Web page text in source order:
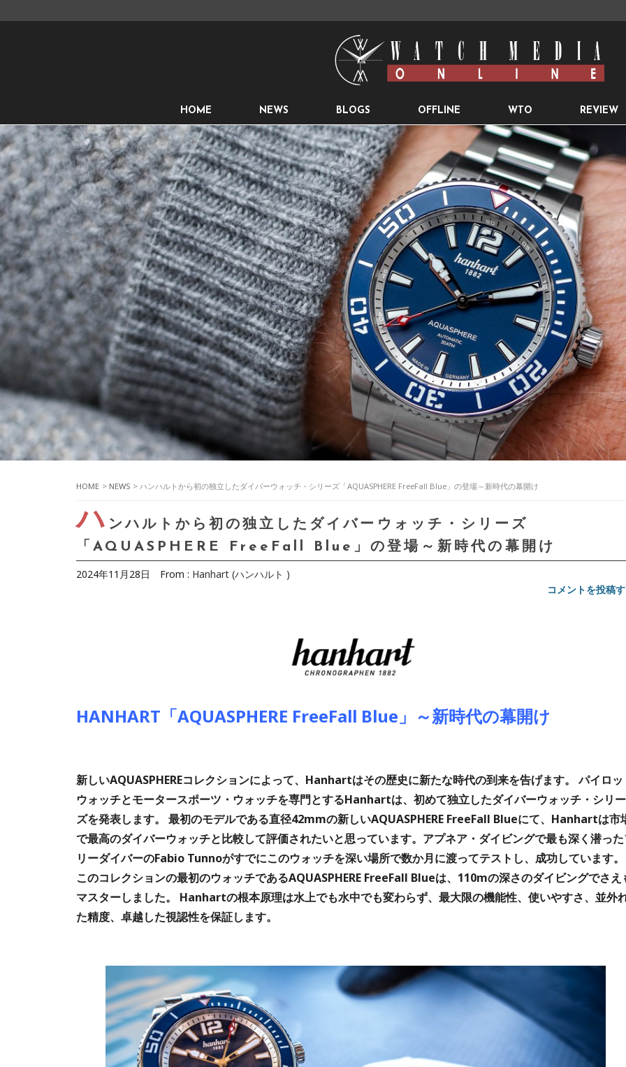
HOME NEWS BLOGS OFFLINE WTO REVIEW
HOME > NEWS > ハンハルトから初の独立したダイバーウォッチ・シリーズ「AQUASPHERE FreeFall Blue」の登場～新時代の幕開け
ハ ンハルトから初の独立したダイバーウォッチ・シリーズ
「AQUASPHERE FreeFall Blue」の登場～新時代の幕開け
2024年11月28日 From : Hanhart (ハンハルト )
コメントを投稿
HANHART「AQUASPHERE FreeFall Blue」～新時代の幕開け
新しいAQUASPHEREコレクションによって、Hanhartはその歴史に新たな時代の到来を告げます。 パイロッ
ウォッチとモータースポーツ・ウォッチを専門とするHanhartは、初めて独立したダイバーウォッチ・シリー
ズを発表します。 最初のモデルである直径42mmの新しいAQUASPHERE FreeFall Blueにて、Hanhartは市
で最高のダイバーウォッチと比較して評価されたいと思っています。アプネア・ダイビングで最も深く潜っ
リーダイバーのFabio Tunnoがすでにこのウォッチを深い場所で数か月に渡ってテストし、成功しています。
このコレクションの最初のウォッチであるAQUASPHERE FreeFall Blueは、110mの深さのダイビングでさえ
マスターしました。 Hanhartの根本原理は水上でも水中でも変わらず、最大限の機能性、使いやすさ、並外
た精度、卓越した視認性を保証します。